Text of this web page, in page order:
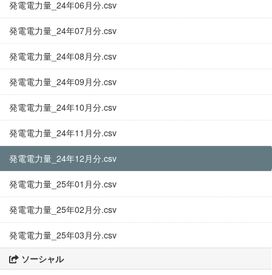
発電電力量_24年06月分.csv
発電電力量_24年07月分.csv
発電電力量_24年08月分.csv
発電電力量_24年09月分.csv
発電電力量_24年10月分.csv
発電電力量_24年11月分.csv
発電電力量_24年12月分.csv
発電電力量_25年01月分.csv
発電電力量_25年02月分.csv
発電電力量_25年03月分.csv
ソーシャル